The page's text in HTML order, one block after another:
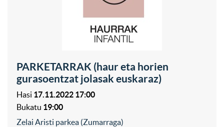
PARKETARRAK (haur eta horien
gurasoentzat jolasak euskaraz)
Hasi 17.11.2022 17:00
Bukatu 19:00
Zelai Aristi parkea (Zumarraga)